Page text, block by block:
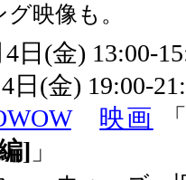
映像も。
4日(金) 13:00-
(金) 19:00-
映画 「
] 」